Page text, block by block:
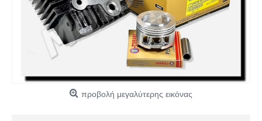
προβολή μεγαλύτερης εικόνας